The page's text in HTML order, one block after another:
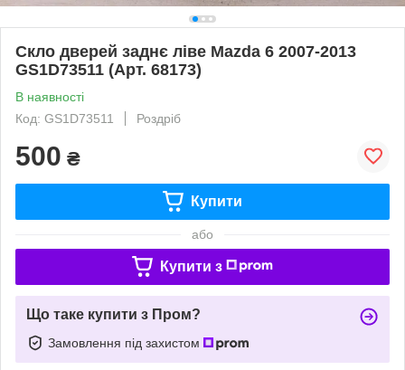
Скло дверей заднє ліве Mazda 6 2007-2013
GS1D73511 (Арт. 68173)
В наявності
Код: GS1D73511
Роздріб
500 ₴
Купити
або
Купити з
Що таке купити з Пром?
Замовлення під захистом